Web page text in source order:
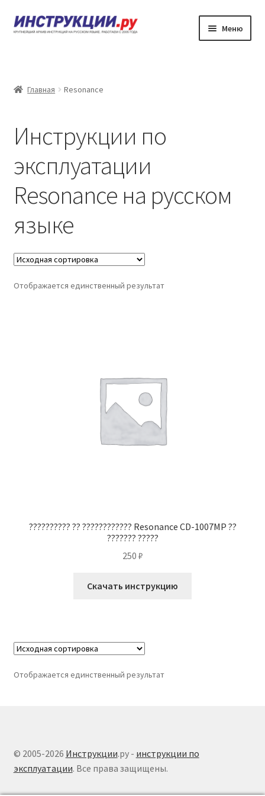
Перейти
к
Перейти
к
Меню
??????? ?????????? ?? ????????????
?????? ???????
Главная Resonance
Инструкции по
эксплуатации
Resonance на русском
языке
Отображается единственный результат
?????????? ?? ???????????? Resonance CD-1007MP ??
??????? ?????
250 ₽
Скачать инструкцию
Отображается единственный результат
© 2005-2026 Инструкции.ру - инструкции по
эксплуатации. Все права защищены.